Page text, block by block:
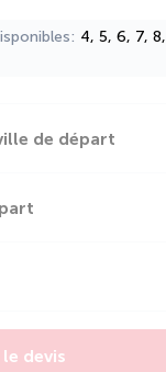
4, 5, 6, 7, 8,
de départ
devis